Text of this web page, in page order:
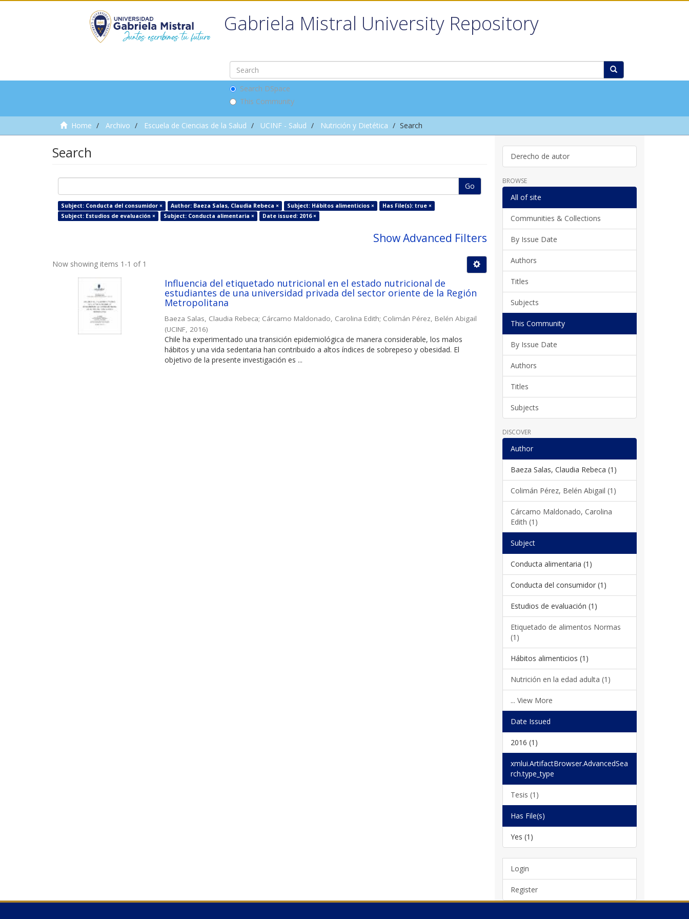
Gabriela Mistral University Repository
Search DSpace
This Community
Home Archivo Escuela de Ciencias de la Salud UCINF - Salud Nutrición y Dietética Search
Search
Go
Subject: Conducta del consumidor × Author: Baeza Salas, Claudia Rebeca × Subject: Hábitos alimenticios ×
Has File(s): true ×
Subject: Estudios de evaluación ×
Subject: Conducta alimentaria × Date issued: 2016 ×
Show Advanced Filters
Now showing items 1-1 of 1
Influencia del etiquetado nutricional en el estado nutricional de
estudiantes de una universidad privada del sector oriente de la Región
Metropolitana
Baeza Salas, Claudia Rebeca; Cárcamo Maldonado, Carolina Edith; Colimán Pérez, Belén Abigail
(UCINF 2016)
Chile ha experimentado una transición epidemiológica de manera considerable, los malos
hábitos y una vida sedentaria han contribuido a altos índices de sobrepeso y obesidad. El
objetivo de la presente investigación es ...
Derecho de autor
BROWSE
All of site
Communities & Collections
By Issue Date
Authors
Titles
Subjects
This Community
By Issue Date
Authors
Titles
Subjects
DISCOVER
Author
Baeza Salas, Claudia Rebeca (1)
Colimán Pérez, Belén Abigail (1)
Cárcamo Maldonado, Carolina
Edith (1)
Subject
Conducta alimentaria (1)
Conducta del consumidor (1)
Estudios de evaluación (1)
Etiquetado de alimentos Normas
(1)
Hábitos alimenticios (1)
Nutrición en la edad adulta (1)
... View More
Date Issued
2016 (1)
xmlui.ArtifactBrowser.AdvancedSea
rch.type_type
Tesis (1)
Has File(s)
Yes (1)
Login
Register